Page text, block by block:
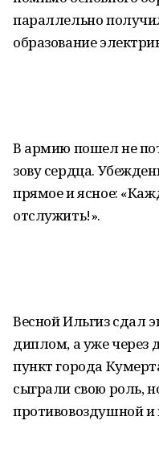
параллельно
образование
В армию пошел не
зову сердца.
прямое и ясное:
отслужить!».
Весной Ильгиз сдал
диплом, а уже через
пункт города
сыграли свою роль,
противовоздушной и